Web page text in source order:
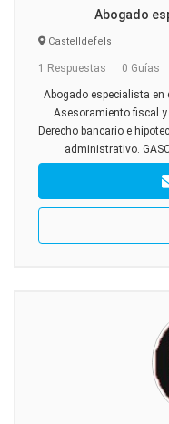
Abogado
Castelldefels
1 Respuestas 0 Guías
Abogado especialista en
Asesoramiento fiscal
Derecho bancario e
administrativo.